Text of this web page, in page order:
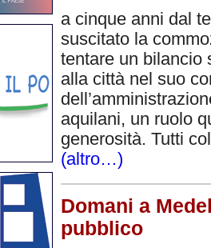
a cinque anni dal
suscitato la
tentare un bilancio
alla città nel suo
aquilani, un ruolo
generosità. Tutti
(altro…)
Domani a
pubblico